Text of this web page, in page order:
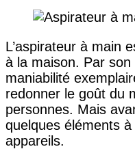
L’aspirateur à main
à la maison. Par
maniabilité
redonner le goût du
personnes. Mais
quelques éléments
appareils.